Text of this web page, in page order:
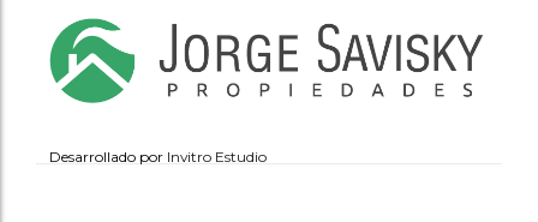
Desarrollado por Invitro Estudio